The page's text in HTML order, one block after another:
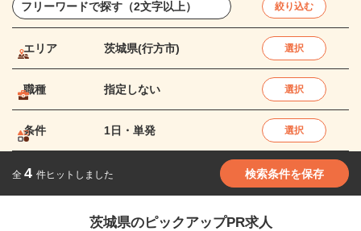
絞り込む
エリア 茨城県(行方市) 選択
職種 指定しない 選択
条件 1日・単発 選択
全 4 件ヒットしました 検索条件を保存
茨城県のピックアップPR求人